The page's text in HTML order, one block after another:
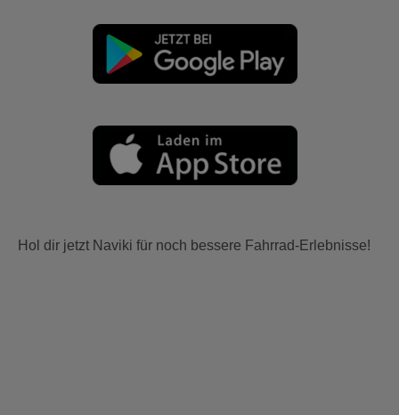
Hol dir jetzt Naviki für noch bessere Fahrrad-Erlebnisse!